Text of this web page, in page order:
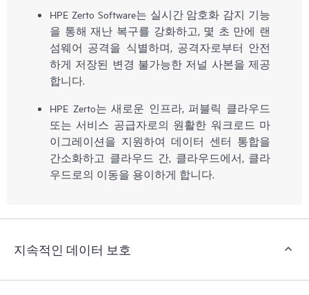
HPE Zerto Software는 실시간 암호화 감지 기능
을 통해 재난 복구를 강화하고, 몇 초 만에 랜
섬웨어 공격을 식별하며, 공격자로부터 안전
하게 저장된 변경 불가능한 저널 사본을 제공
합니다.
HPE Zerto는 새로운 인프라, 퍼블릭 클라우드
또는 서비스 공급자로의 원활한 워크로드 마
이그레이션을 지원하여 데이터 센터 통합을
간소화하고 클라우드 간, 클라우드에서, 클라
우드로의 이동을 용이하게 합니다.
지속적인 데이터 보호